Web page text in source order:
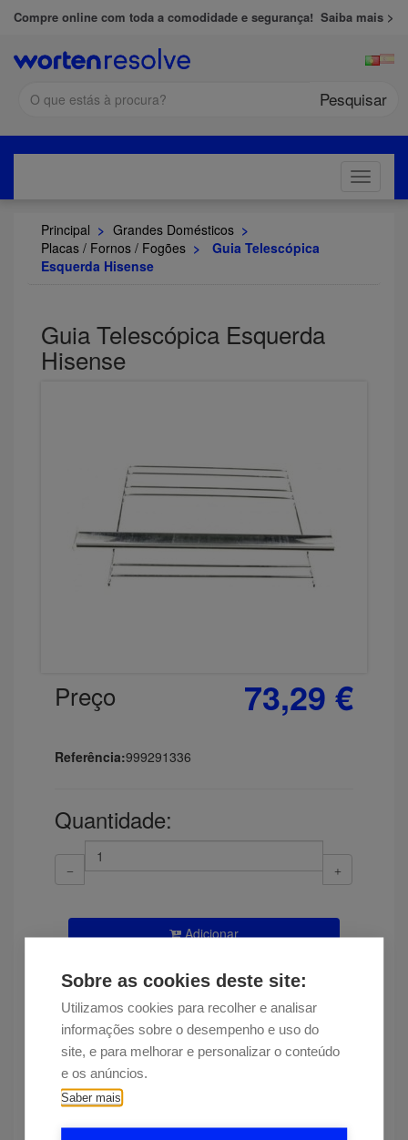
Sobre as cookies deste site:
Utilizamos cookies para recolher e analisar
informações sobre o desempenho e uso do
site, e para melhorar e personalizar o conteúdo
e os anúncios.
Saber mais
Compre online com toda a comodidade e segurança! Saiba mais >
Pesquisar
Toggle
Principal > Grandes Domésticos >
Placas / Fornos / Fogões >
Guia Telescópica
Esquerda Hisense
Guia Telescópica Esquerda
Hisense
Preço 73,29 €
Referência:999291336
Quantidade:
Adicionar
Encontrou esta peça a um preço
mais baixo?